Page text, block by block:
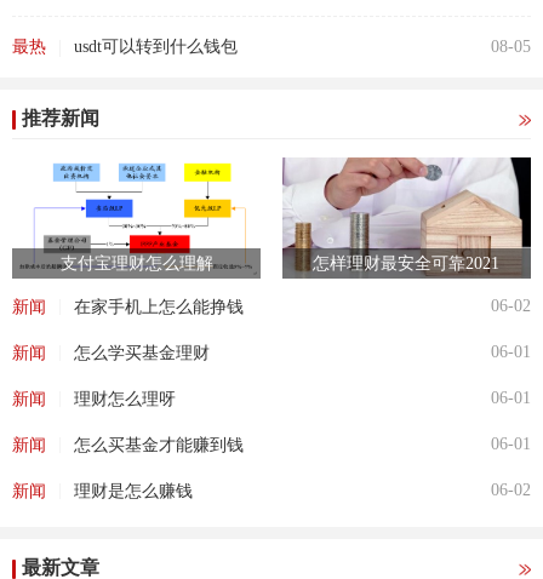
最热 usdt可以转到什么钱包 08-05
推荐新闻
支付宝理财怎么理解 怎样理财最安全可靠2021
新闻 在家手机上怎么能挣钱 06-02
新闻 怎么学买基金理财 06-01
新闻 理财怎么理呀 06-01
新闻 怎么买基金才能赚到钱 06-01
新闻 理财是怎么赚钱 06-02
最新文章